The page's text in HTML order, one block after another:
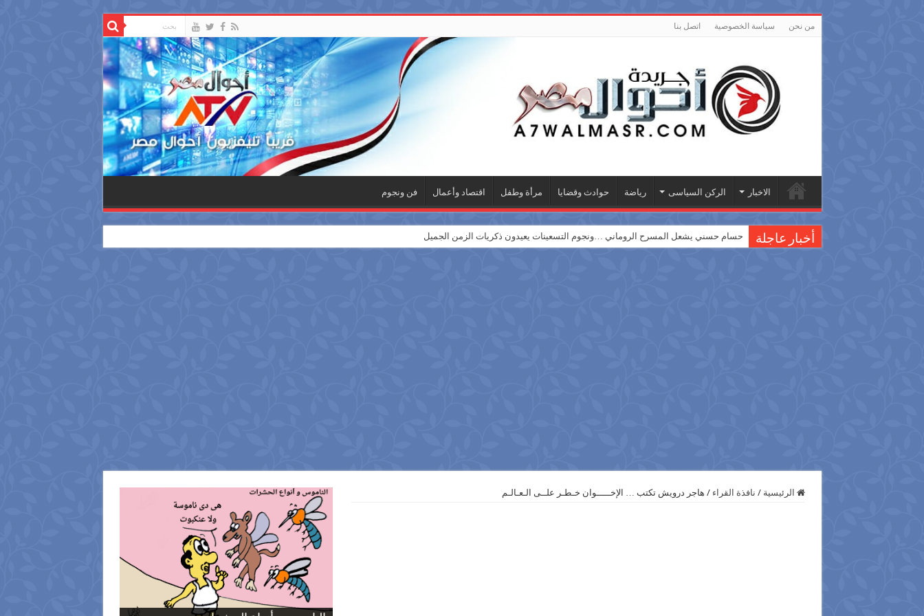
من نحن سياسة الخصوصية اتصل بنا
الاخبار الركن السياسى رياضة حوادث وقضايا مرأة وطفل اقتصاد وأعمال فن ونجوم
أخبار عاجلة حسام حسني يشعل المسرح الروماني …ونجوم التسعينات يعيدون ذكريات الزمن الجميل
الرئيسية / نافذة القراء / هاجر درويش تكتب … الإخـــــوان خـطـر علــى الـعـالـم